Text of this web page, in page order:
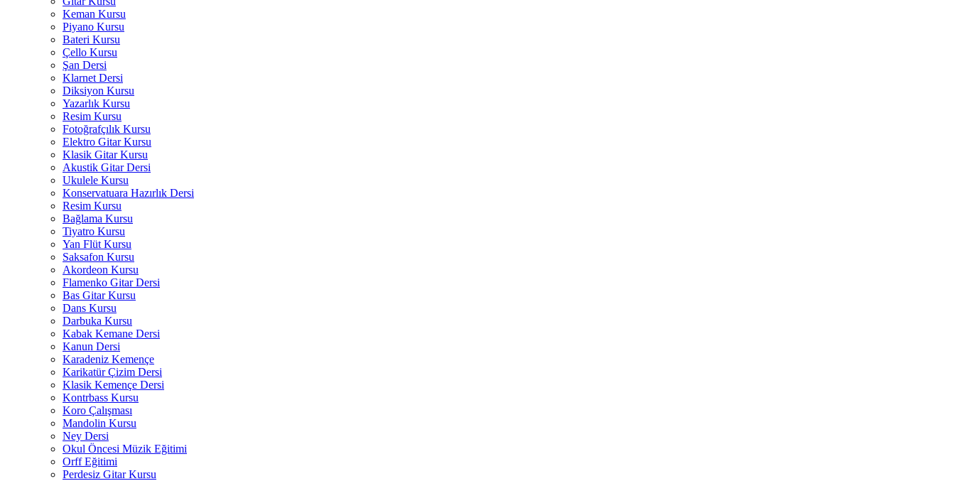
Keman Kursu
Piyano Kursu
Bateri Kursu
Çello Kursu
Şan Dersi
Klarnet Dersi
Diksiyon Kursu
Yazarlık Kursu
Resim Kursu
Fotoğrafçılık Kursu
Elektro Gitar Kursu
Klasik Gitar Kursu
Akustik Gitar Dersi
Ukulele Kursu
Konservatuara Hazırlık Dersi
Resim Kursu
Bağlama Kursu
Tiyatro Kursu
Yan Flüt Kursu
Saksafon Kursu
Akordeon Kursu
Flamenko Gitar Dersi
Bas Gitar Kursu
Dans Kursu
Darbuka Kursu
Kabak Kemane Dersi
Kanun Dersi
Karadeniz Kemençe
Karikatür Çizim Dersi
Klasik Kemençe Dersi
Kontrbass Kursu
Koro Çalışması
Mandolin Kursu
Ney Dersi
Okul Öncesi Müzik Eğitimi
Orff Eğitimi
Perdesiz Gitar Kursu